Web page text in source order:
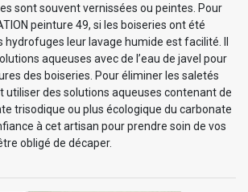
sont souvent vernissées ou peintes. Pour
peinture 49, si les boiseries ont été
leur lavage humide est facilité. Il
aqueuses avec de l’eau de javel pour
des boiseries. Pour éliminer les saletés
utiliser des solutions aqueuses contenant de
trisodique ou plus écologique du carbonate
à cet artisan pour prendre soin de vos
obligé de décaper.